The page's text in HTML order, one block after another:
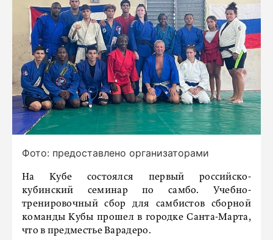
Фото: предоставлено организаторами
На Кубе состоялся первый российско-
кубинский семинар по самбо. Учебно-
тренировочный сбор для самбистов сборной
команды Кубы прошел в городке Санта-Марта,
что в предместье Варадеро.